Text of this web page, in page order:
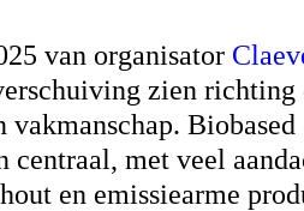
van organisator
zien richting
centraal, met veel
en emissiearme